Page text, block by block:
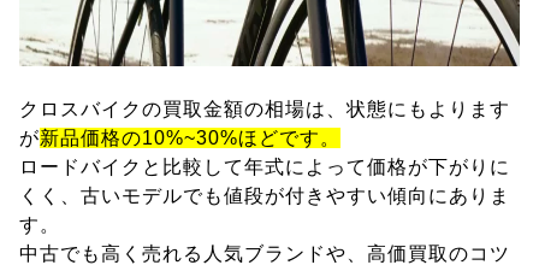
クロスバイクの買取金額の相場は、状態にもよります
が新品価格の10%~30%ほどです。
ロードバイクと比較して年式によって価格が下がりに
くく、古いモデルでも値段が付きやすい傾向にありま
す。
中古でも高く売れる人気ブランドや、高価買取のコツ